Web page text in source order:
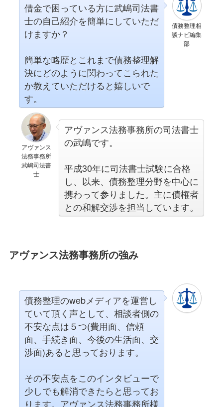
債務整理相
談ナビ編集
部
借金で困っている方に武嶋司法書
士の自己紹介を簡単にしていただ
けますか？
簡単な略歴とこれまで債務整理解
決にどのように関わってこられた
か教えていただけると嬉しいで
す。
アヴァンス
法務事務所
武嶋司法書
士
アヴァンス法務事務所の司法書士
の武嶋です。
平成30年に司法書士試験に合格
し、以来、債務整理分野を中心に
携わって参りました。主に債権者
との和解交渉を担当しています。
アヴァンス法務事務所の強み
債務整理のwebメディアを運営し
ていて頂く声として、相談者側の
不安な点は５つ(費用面、信頼
面、手続き面、今後の生活面、交
渉面)あると思っております。
その不安点をこのインタビューで
少しでも解消できたらと思ってお
ります。アヴァンス法務事務所様